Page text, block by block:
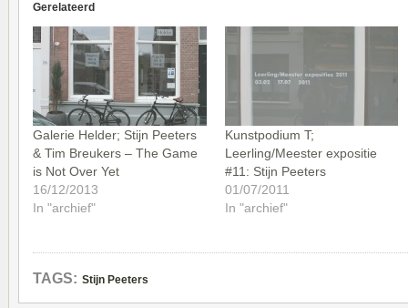
Gerelateerd
Galerie Helder; Stijn Peeters
& Tim Breukers – The Game
is Not Over Yet
16/12/2013
In "archief"
Kunstpodium T;
Leerling/Meester expositie
#11: Stijn Peeters
01/07/2011
In "archief"
TAGS: Stijn Peeters